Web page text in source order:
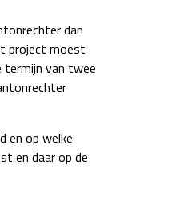
dan
project moest
termijn van twee
en op welke
en daar op de